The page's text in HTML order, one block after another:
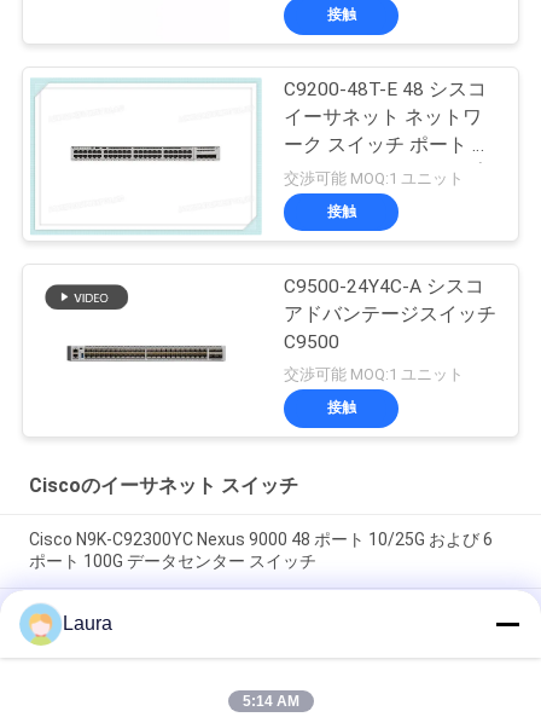
接触
C9200-48T-E 48 シスコ
イーサネット ネットワ
ーク スイッチ ポート デ
ータ モジュールアップ
リンク オプション
交渉可能 MOQ:1 ユニット
接触
C9500-24Y4C-A シスコ
アドバンテージスイッチ
C9500
交渉可能 MOQ:1 ユニット
接触
Ciscoのイーサネット スイッチ
Cisco N9K-C92300YC Nexus 9000 48 ポート 10/25G および 6
ポート 100G データセンター スイッチ
Cisco N9K-C9236C Nexus 9000 シリーズ 36 ポート 100G
QSFP28 データセンター スイッチ SEO コンテンツ
Cisco N9K-C92160YC-X Nexus 9200 シリーズ スイッチ | 48x
10/25G SFP28 & 12x 40/100G QSFP28 データセンター スイッ
Laura
5:14 AM